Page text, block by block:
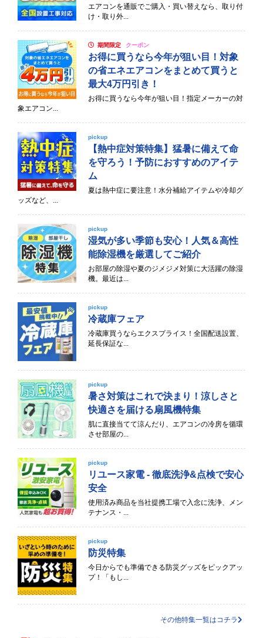
エアコンを通販でご購入・買い替えなら、取り付
け・取り外...
期間限定 クーポン
お得に買うなら今年が狙い目！対象
の省エネエアコンをまとめて買うと
最大4万円引き！
お得に買うなら今年が狙い目！指定メーカーの対
象エアコン...
pickup
【熱中症対策特集】猛暑に備えて命
を守ろう！予防におすすめのアイテ
ム
夏は熱中症に要注意！水分補給アイテムや冷却グ
ッズなど、...
pickup
湿気が多い季節も安心！人気＆高性
能除湿機を厳選してご紹介
お部屋の除湿や夏のジメジメ対策に大活躍の除湿
機。最近は...
pickup
冷蔵庫フェア
冷蔵庫買うならエクスプライス！全国配送設置、
延長保証な...
pickup
暑さ対策はこれで決まり！涼しさと
快適さを届ける扇風機特集
肌に直接当てて涼んだり、エアコンの冷房を循環
させ部屋の...
pickup
リユース家電 - 徹底洗浄&点検で安心
安全
使用済み商品を当社提携工場で入念に洗浄、メン
テナンス・...
pickup
防災特集
今日からでも準備できる防災グッズをピックアッ
プ！「もし...
その他特集一覧はコチラ